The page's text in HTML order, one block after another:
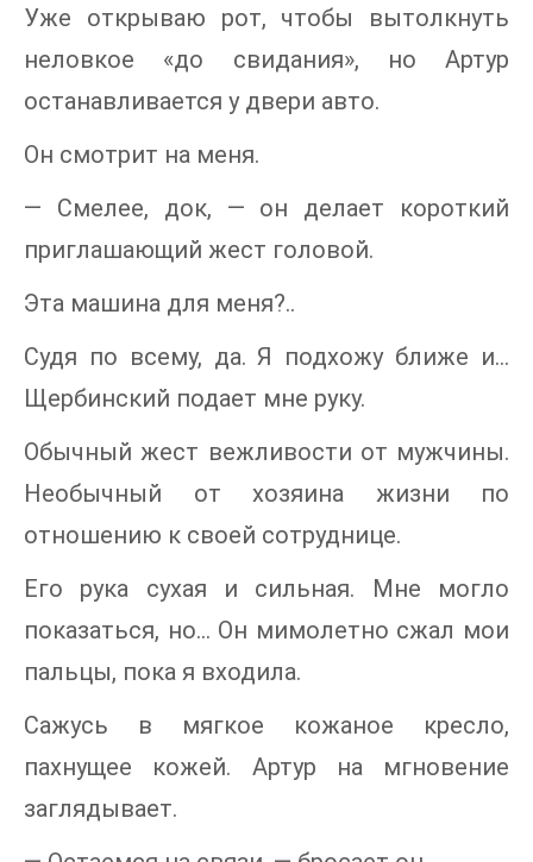
Уже открываю рот, чтобы вытолкнуть
неловкое «до свидания», но Артур
останавливается у двери авто.
Он смотрит на меня.
— Смелее, док, — он делает короткий
приглашающий жест головой.
Эта машина для меня?..
Судя по всему, да. Я подхожу ближе и…
Щербинский подает мне руку.
Обычный жест вежливости от мужчины.
Необычный от хозяина жизни по
отношению к своей сотруднице.
Его рука сухая и сильная. Мне могло
показаться, но… Он мимолетно сжал мои
пальцы, пока я входила.
Сажусь в мягкое кожаное кресло,
пахнущее кожей. Артур на мгновение
заглядывает.